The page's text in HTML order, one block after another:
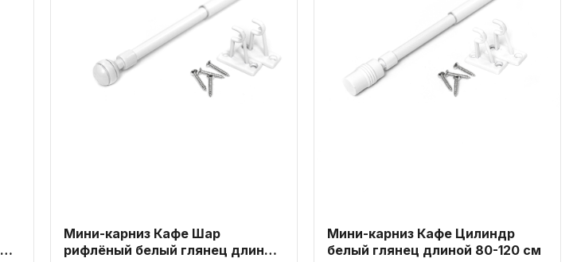
Мини-карниз Кафе Шар
рифлёный белый глянец длиной
Мини-карниз Кафе Цилиндр
белый глянец длиной 80-120 см